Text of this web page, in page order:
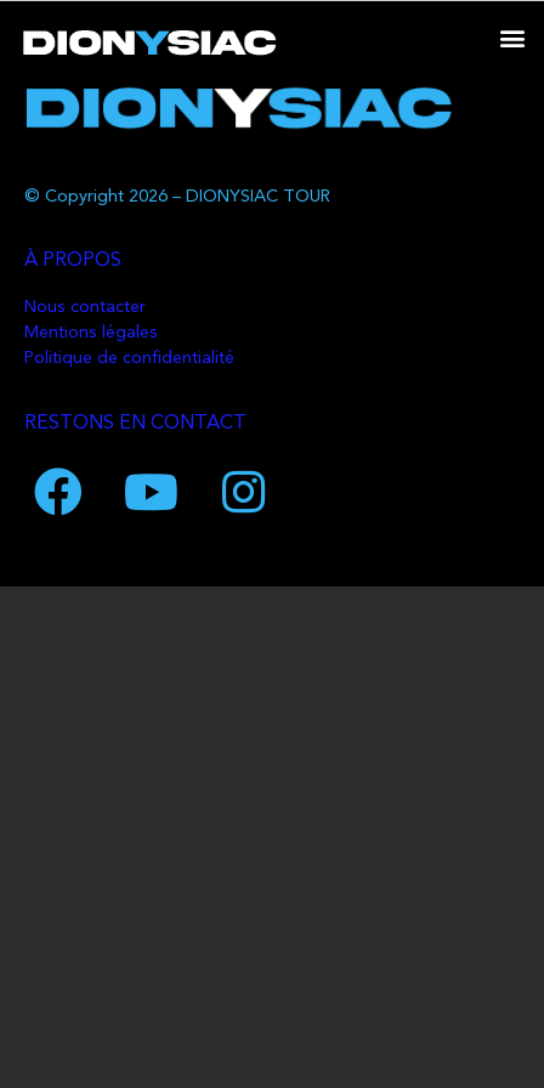
© Copyright 2026 – DIONYSIAC TOUR
À PROPOS
Nous contacter
Mentions légales
Politique de confidentialité
RESTONS EN CONTACT